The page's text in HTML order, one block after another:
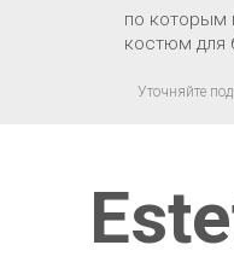
по которым
костюм для
Уточняйте